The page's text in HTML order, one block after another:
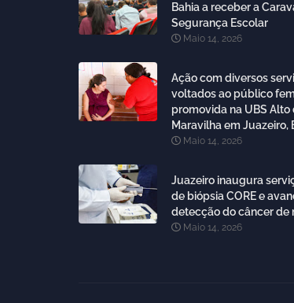
Bahia a receber a
Segurança Escolar
Maio 14, 2026
Ação com diversos
voltados ao público
promovida na UBS Alto
Maravilha em Juazeiro,
Maio 14, 2026
Juazeiro inaugura
de biópsia CORE e
detecção do câncer de
Maio 14, 2026